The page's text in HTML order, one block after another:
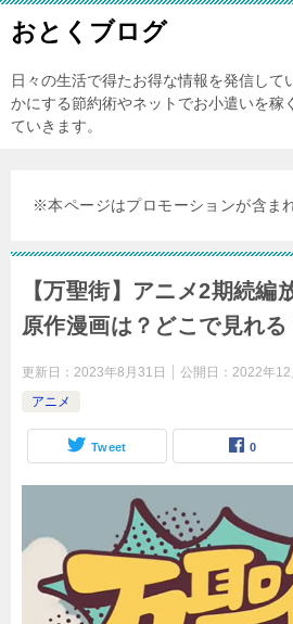
おとくブログ
日々の生活で得たお得な情報を発信して
かにする節約術やネットでお小遣いを稼
ていきます。
※本ページはプロモーションが含ま
【万聖街】アニメ2期続編
原作漫画は？どこで見れる
更新日： 2023年8月31日 公開日： 2022年12
アニメ
Tweet 0